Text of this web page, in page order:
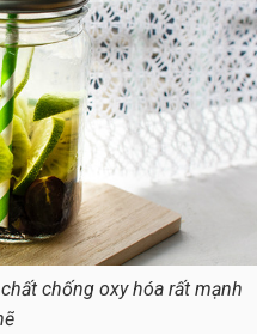
chống oxy hóa rất mạnh